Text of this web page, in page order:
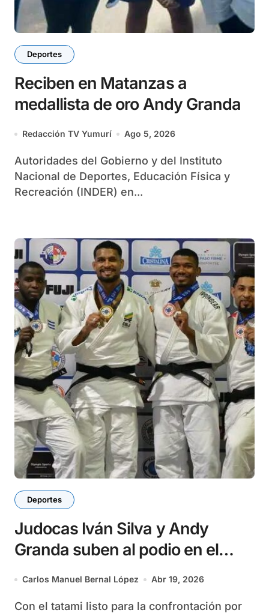
Deportes
Reciben en Matanzas a
medallista de oro Andy Granda
Redacción TV Yumurí Ago 5, 2026
Autoridades del Gobierno y del Instituto
Nacional de Deportes, Educación Física y
Recreación (INDER) en...
Deportes
Judocas Iván Silva y Andy
Granda suben al podio en el
Campeonato Panamericano
Carlos Manuel Bernal López Abr 19, 2026
Con el tatami listo para la confrontación por